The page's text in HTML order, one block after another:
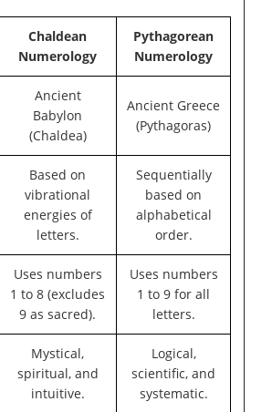
Chaldean
Numerology
Pythagorean
Numerology
Ancient
Babylon
(Chaldea)
Ancient Greece
(Pythagoras)
Based on
vibrational
energies of
letters.
Sequentially
based on
alphabetical
order.
Uses numbers
1 to 8 (excludes
9 as sacred).
Uses numbers
1 to 9 for all
letters.
Mystical,
spiritual, and
intuitive.
Logical,
scientific, and
systematic.